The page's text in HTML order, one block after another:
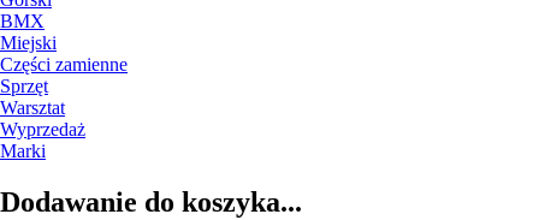
BMX
Miejski
Części zamienne
Sprzęt
Warsztat
Wyprzedaż
Marki
Dodawanie do koszyka...